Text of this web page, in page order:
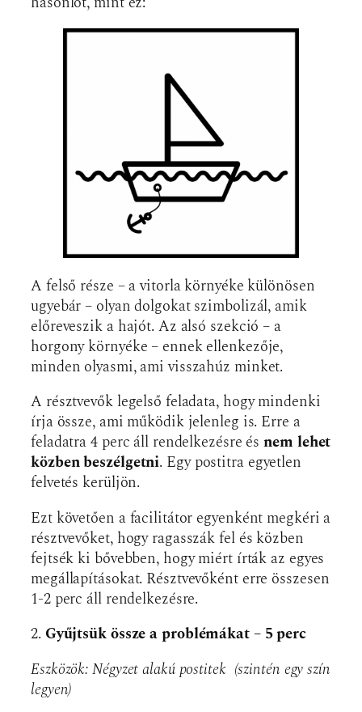
A felső része – a vitorla környéke különösen
ugyebár – olyan dolgokat szimbolizál, amik
előreveszik a hajót. Az alsó szekció – a
horgony környéke – ennek ellenkezője,
minden olyasmi, ami visszahúz minket.
A résztvevők legelső feladata, hogy mindenki
írja össze, ami működik jelenleg is. Erre a
feladatra 4 perc áll rendelkezésre ésnem lehet
közben beszélgetni. Egy postitra egyetlen
felvetés kerüljön.
Ezt követően a facilitátor egyenként megkéri a
résztvevőket, hogy ragasszák fel és közben
fejtsék ki bővebben, hogy miért írták az egyes
megállapításokat. Résztvevőként erre összesen
1-2 perc áll rendelkezésre.
2. Gyűjtsük össze a problémákat – 5 perc
Eszközök: Négyzet alakú postitek (szintén egy szín
legyen)